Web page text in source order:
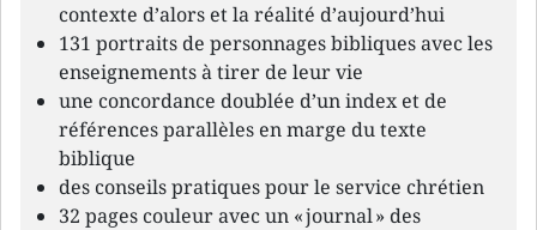
contexte d’alors et la réalité d’aujourd’hui
131 portraits de personnages bibliques avec les
enseignements à tirer de leur vie
une concordance doublée d’un index et de
références parallèles en marge du texte
biblique
des conseils pratiques pour le service chrétien
32 pages couleur avec un « journal » des